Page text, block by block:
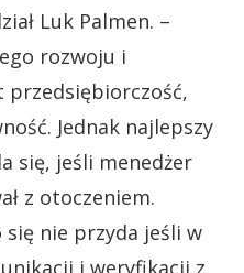
Luk Palmen. –
rozwoju i
przedsiębiorczość,
Jednak najlepszy
się, jeśli menedżer
z otoczeniem.
się nie przyda jeśli w
i weryfikacji z